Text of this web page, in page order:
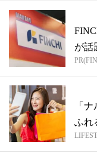
が話
「
ふれ